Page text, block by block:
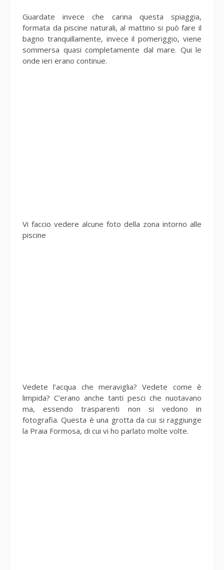
Guardate invece che carina questa spiaggia,
formata da piscine naturali, al mattino si può fare il
bagno tranquillamente, invece il pomeriggio, viene
sommersa quasi completamente dal mare. Qui le
onde ieri erano continue.
Vi faccio vedere alcune foto della zona intorno alle
piscine
Vedete l’acqua che meraviglia? Vedete come è
limpida? C’erano anche tanti pesci che nuotavano
ma, essendo trasparenti non si vedono in
fotografia. Questa è una grotta da cui si raggiunge
la Praia Formosa, di cui vi ho parlato molte volte.